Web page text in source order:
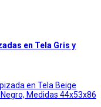
en Tela Gris y